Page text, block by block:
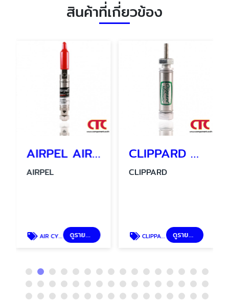
สินค้าที่เกี่ยวข้อง
AIRPEL AIR CYLINDER รุ่น AC 2206 - 1 กระบอกลมนิวเมติกส์
AIRPEL
AIR CYLINDER ดูรายละเอียด
CLIPPARD MINIMATIC CYLINDER SSN-08-1/2
CLIPPARD
CLIPPARD MINIMATIC CYLINDER ดูรายละเอียด